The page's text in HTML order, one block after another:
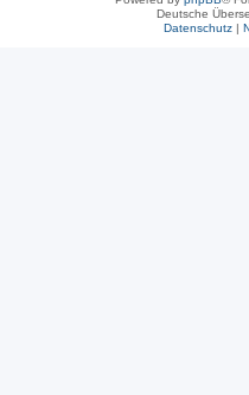
Deutsche
Datenschutz|